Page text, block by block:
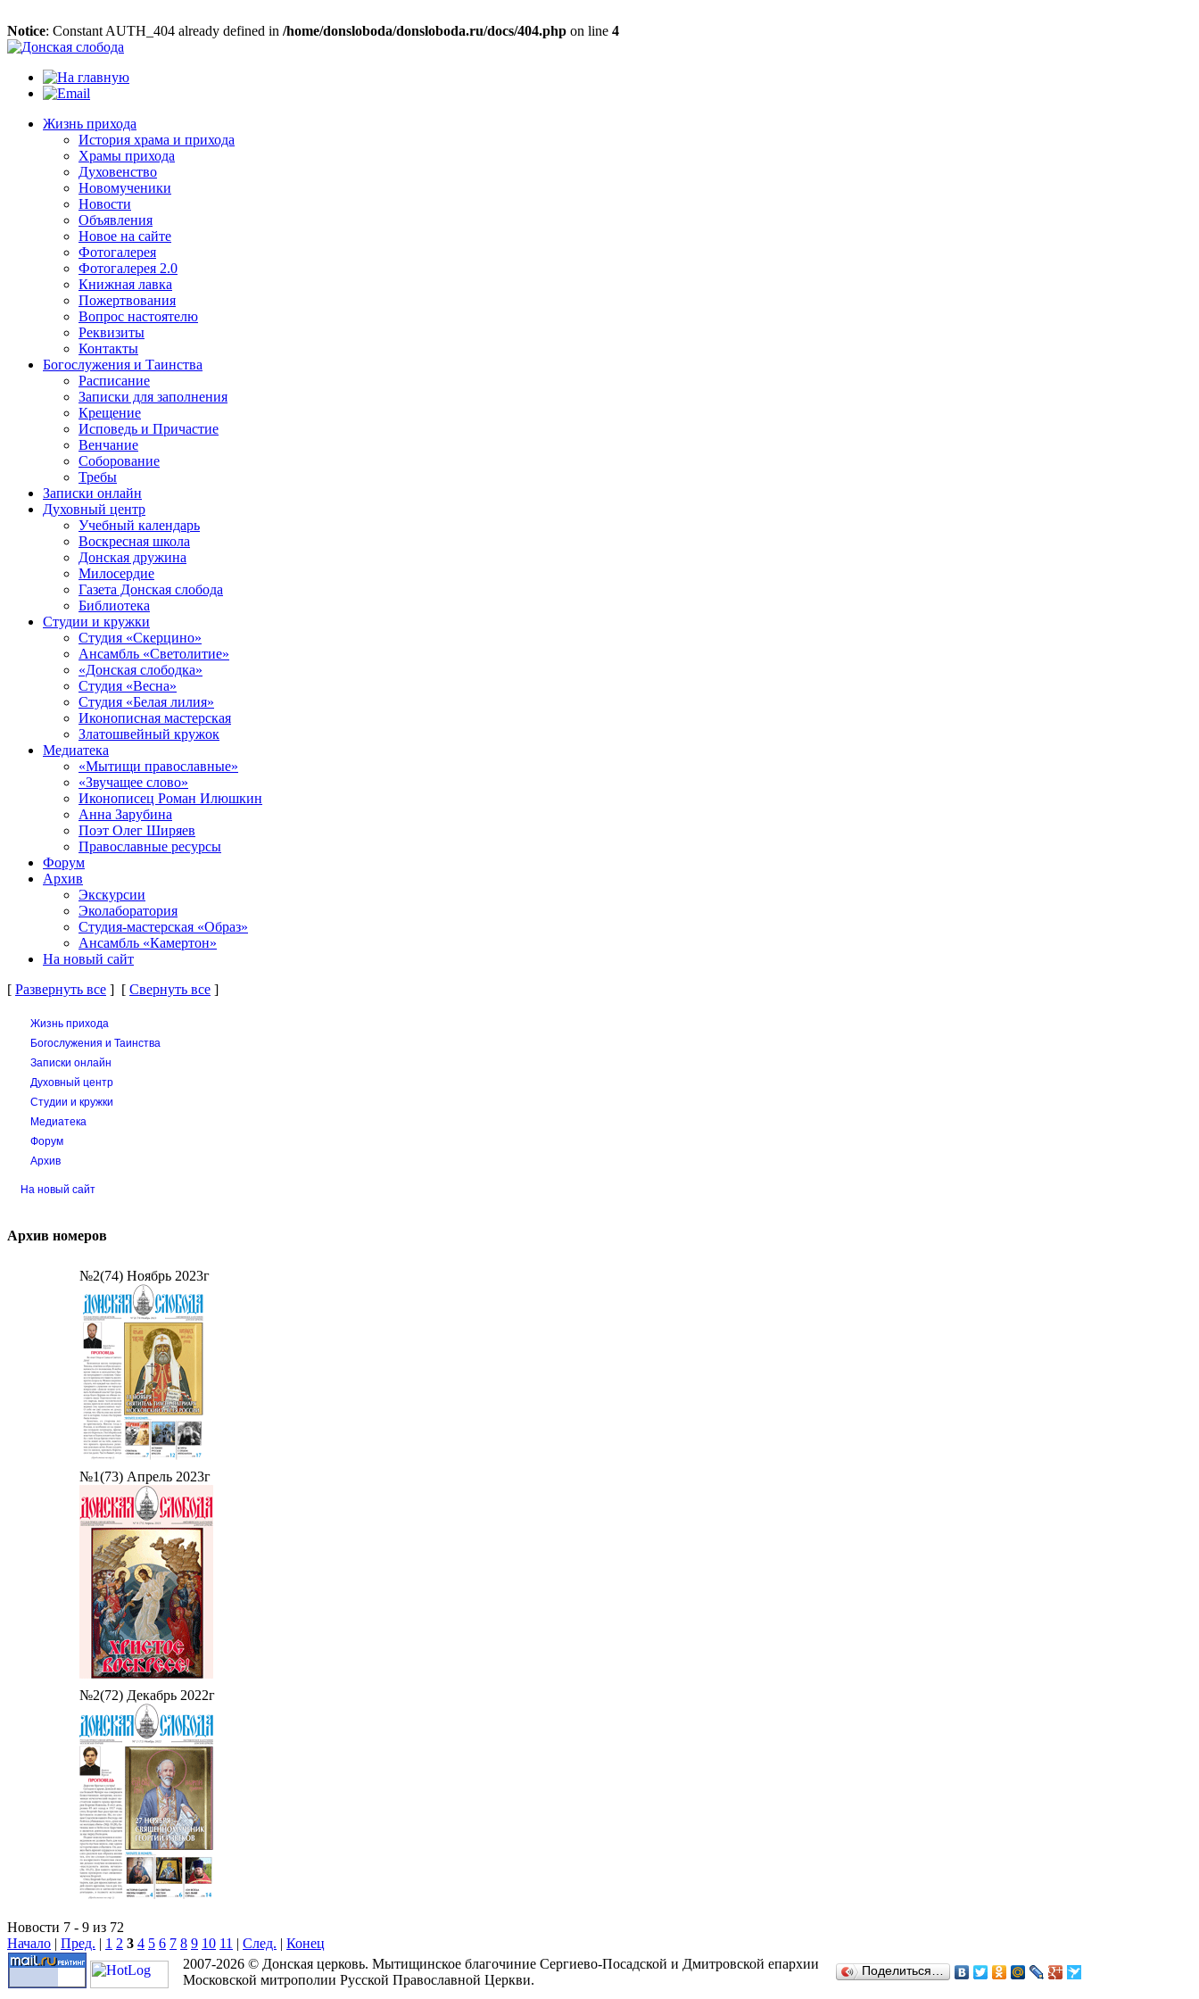
Notice: Constant AUTH_404 already defined in /home/donsloboda/donsloboda.ru/docs/404.php on line 4
Жизнь прихода
История храма и прихода
Храмы прихода
Духовенство
Новомученики
Новости
Объявления
Новое на сайте
Фотогалерея
Фотогалерея 2.0
Книжная лавка
Пожертвования
Вопрос настоятелю
Реквизиты
Контакты
Богослужения и Таинства
Расписание
Записки для заполнения
Крещение
Исповедь и Причастие
Венчание
Соборование
Требы
Записки онлайн
Духовный центр
Учебный календарь
Воскресная школа
Донская дружина
Милосердие
Газета Донская слобода
Библиотека
Студии и кружки
Студия «Скерцино»
Ансамбль «Светолитие»
«Донская слободка»
Студия «Весна»
Студия «Белая лилия»
Иконописная мастерская
Златошвейный кружок
Медиатека
«Мытищи православные»
«Звучащее слово»
Иконописец Роман Илюшкин
Анна Зарубина
Поэт Олег Ширяев
Православные ресурсы
Форум
Архив
Экскурсии
Эколаборатория
Студия-мастерская «Образ»
Ансамбль «Камертон»
На новый сайт
[ Развернуть все ] [ Свернуть все ]
Жизнь прихода
Богослужения и Таинства
Записки онлайн
Духовный центр
Студии и кружки
Медиатека
Форум
Архив
На новый сайт
Архив номеров
№2(74) Ноябрь 2023г
№1(73) Апрель 2023г
№2(72) Декабрь 2022г
Новости 7 - 9 из 72
Начало | Пред. | 1 2 3 4 5 6 7 8 9 10 11 | След. | Конец
2007-2026 © Донская церковь. Мытищинское благочиние Сергиево-Посадской и Дмитровской епархии
Московской митрополии Русской Православной Церкви.
Поделиться…